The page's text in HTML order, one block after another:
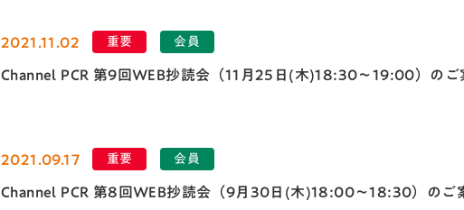
2021.11.02 重要 会員
Channel PCR 第9回WEB抄読会（11月25日(木)18:30～19:00）のご
2021.09.17 重要 会員
Channel PCR 第8回WEB抄読会（9月30日(木)18:00～18:30）のご